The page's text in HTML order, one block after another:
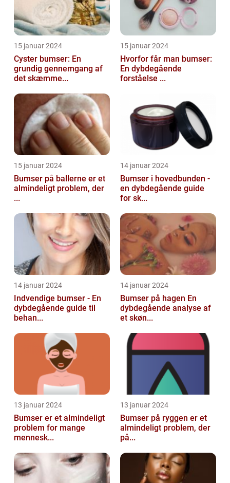
15 januar 2024
Cyster bumser: En
grundig gennemgang af
det skæmme...
15 januar 2024
Hvorfor får man bumser:
En dybdegående
forståelse ...
15 januar 2024
Bumser på ballerne er et
almindeligt problem, der
...
14 januar 2024
Bumser i hovedbunden -
en dybdegående guide
for sk...
14 januar 2024
Indvendige bumser - En
dybdegående guide til
behan...
14 januar 2024
Bumser på hagen En
dybdegående analyse af
et skøn...
13 januar 2024
Bumser er et almindeligt
problem for mange
mennesk...
13 januar 2024
Bumser på ryggen er et
almindeligt problem, der
på...